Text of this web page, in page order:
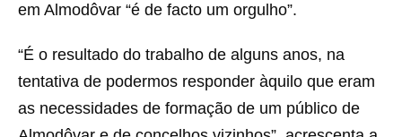
em Almodôvar “é de facto um orgulho”.
“É o resultado do trabalho de alguns anos, na
tentativa de podermos responder àquilo que eram
as necessidades de formação de um público de